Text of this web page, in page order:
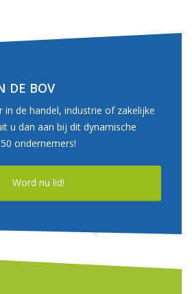
DE BOV
in de handel, industrie of zakelijke
u dan aan bij dit dynamische
ondernemers!
Word nu lid!